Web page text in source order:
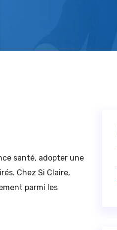
santé, adopter une
Chez Si Claire,
parmi les